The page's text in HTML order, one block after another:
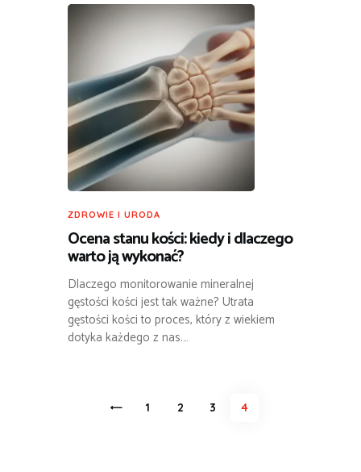
ZDROWIE I URODA
Ocena stanu kości: kiedy i dlaczego
warto ją wykonać?
Dlaczego monitorowanie mineralnej
gęstości kości jest tak ważne? Utrata
gęstości kości to proces, który z wiekiem
dotyka każdego z nas.…
Stronicowanie
PAGE
1 PAGE
2 PAGE
3 PAGE
4